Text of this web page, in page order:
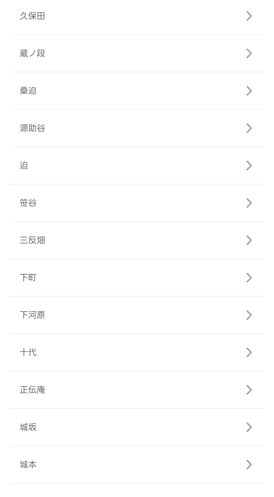
久保田
蔵ノ段
桑迫
源助谷
迫
笹谷
三反畑
下町
下河原
十代
正伝庵
城坂
城本